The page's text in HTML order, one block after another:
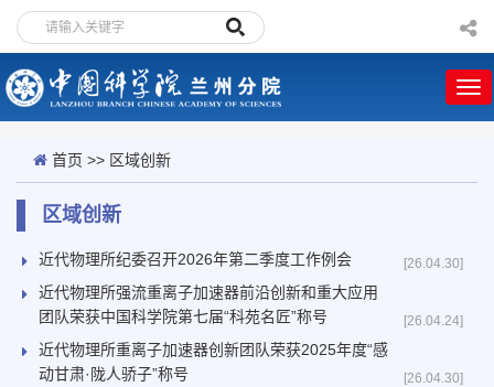
首页 >> 区域创新
区域创新
[26.04.30]
近代物理所纪委召开2026年第二季度工作例会
[26.04.24]
近代物理所强流重离子加速器前沿创新和重大应用
团队荣获中国科学院第七届“科苑名匠”称号
[26.04.30]
近代物理所重离子加速器创新团队荣获2025年度“感
动甘肃·陇人骄子”称号